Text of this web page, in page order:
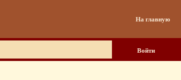
На главную
Войти